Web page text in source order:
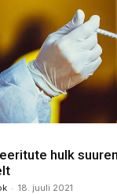
hulk
- 18. juuli 2021